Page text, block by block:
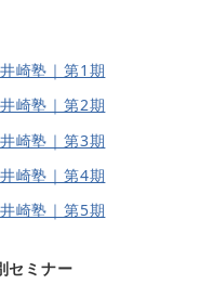
崎塾｜第1期
崎塾｜第2期
崎塾｜第3期
崎塾｜第4期
崎塾｜第5期
セミナー